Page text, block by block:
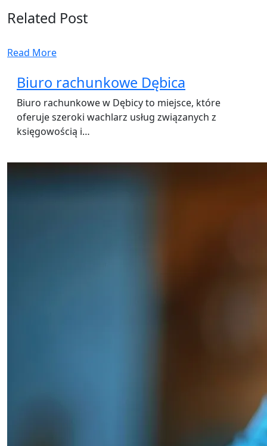
Related Post
Read More
Biuro rachunkowe Dębica
Biuro rachunkowe w Dębicy to miejsce, które
oferuje szeroki wachlarz usług związanych z
księgowością i…